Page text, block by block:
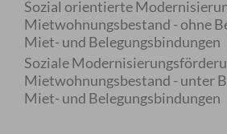
Sozial orientierte
Mietwohnungsbestand - ohne
Miet- und Belegungsbindungen
Soziale
Mietwohnungsbestand - unter
Miet- und Belegungsbindungen